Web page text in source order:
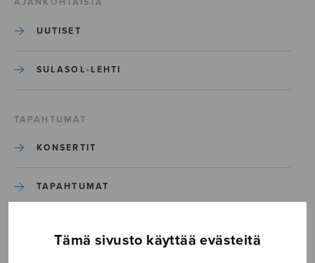
Tämä sivusto käyttää evästeitä
AJANKOHTAISTA
UUTISET
SULASOL-LEHTI
TAPAHTUMAT
KONSERTIT
TAPAHTUMAT